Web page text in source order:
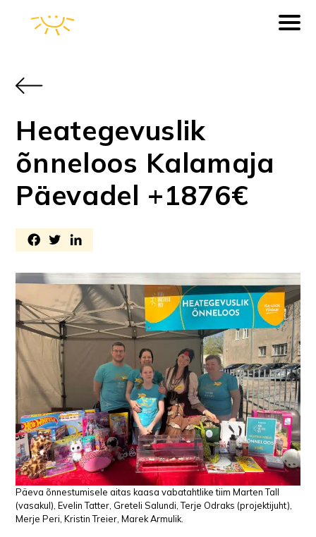
Heategevuslik
õnneloos Kalamaja
Päevadel +1876€
Päeva õnnestumisele aitas kaasa vabatahtlike tiim Marten Tall
(vasakul), Evelin Tatter, Greteli Salundi, Terje Odraks (projektijuht),
Merje Peri, Kristin Treier, Marek Armulik.